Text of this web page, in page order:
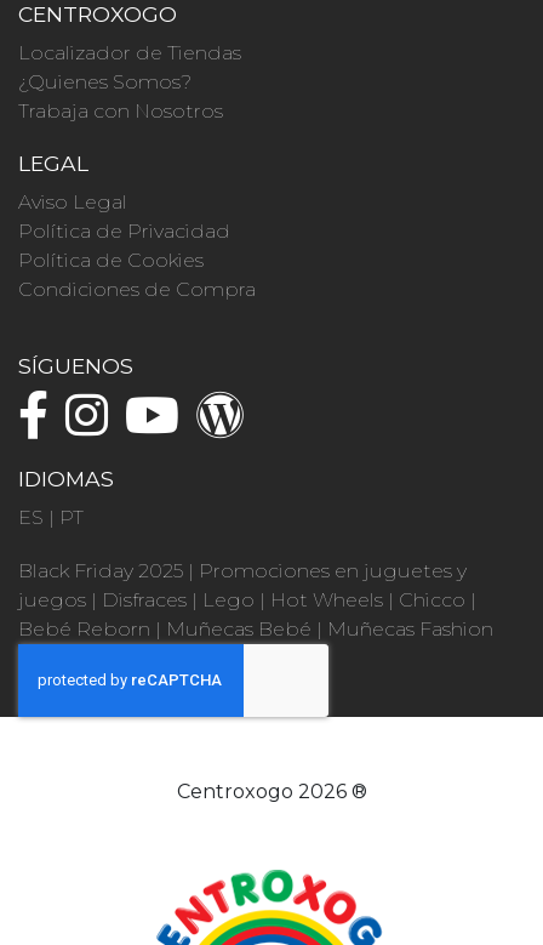
CENTROXOGO
Localizador de Tiendas
¿Quienes Somos?
Trabaja con Nosotros
LEGAL
Aviso Legal
Política de Privacidad
Política de Cookies
Condiciones de Compra
SÍGUENOS
IDIOMAS
ES | PT
Black Friday 2025 | Promociones en juguetes y
juegos | Disfraces | Lego | Hot Wheels | Chicco |
Bebé Reborn | Muñecas Bebé | Muñecas Fashion
Centroxogo 2026 ®